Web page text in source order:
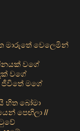
මාරුතේ වෙලෙමින්
වගේ
වගේ
ජීවිතේ මගේ
හිත බෝමා
පෙඟිලා //